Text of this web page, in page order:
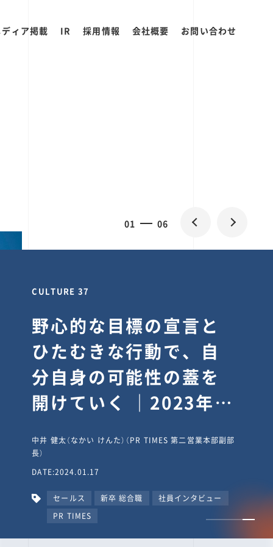
ィア掲載 IR 採用情報 会社概要 お問い合わせ
0 06
CULTURE 30
逆境では自分のスタン
スを変え“予想を裏切
り、期待を超える”【真
輔塾・前編】
山田真輔（やまだ しんすけ）（執行役員 兼 Jooto事業部
長）
DATE:2023.09.08
カルチャー CxO キャリア入社 Jooto